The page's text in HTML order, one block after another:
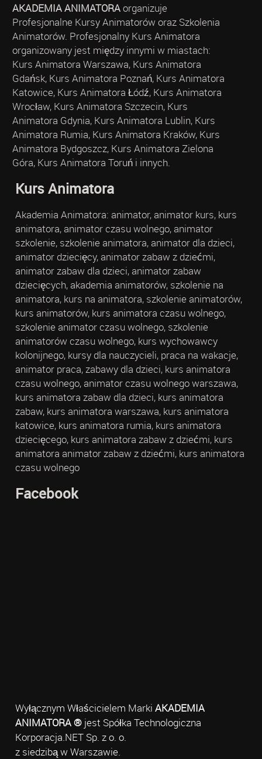
AKADEMIA ANIMATORAorganizuje
Profesjonalne Kursy Animatorów oraz Szkolenia
Animatorów. Profesjonalny Kurs Animatora
organizowany jest między innymi w miastach:
Kurs Animatora Warszawa, Kurs Animatora
Gdańsk, Kurs Animatora Poznań, Kurs Animatora
Katowice, Kurs Animatora Łódź, Kurs Animatora
Wrocław, Kurs Animatora Szczecin, Kurs
Animatora Gdynia, Kurs Animatora Lublin, Kurs
Animatora Rumia, Kurs Animatora Kraków, Kurs
Animatora Bydgoszcz, Kurs Animatora Zielona
Góra, Kurs Animatora Toruń i innych.
Kurs Animatora
Akademia Animatora: animator, animator kurs, kurs
animatora, animator czasu wolnego, animator
szkolenie, szkolenie animatora, animator dla dzieci,
animator dziecięcy, animator zabaw z dziećmi,
animator zabaw dla dzieci, animator zabaw
dziecięcych, akademia animatorów, szkolenie na
animatora, kurs na animatora, szkolenie animatorów,
kurs animatorów, kurs animatora czasu wolnego,
szkolenie animator czasu wolnego, szkolenie
animatorów czasu wolnego, kurs wychowawcy
kolonijnego, kursy dla nauczycieli, praca na wakacje,
animator praca, zabawy dla dzieci, kurs animatora
czasu wolnego, animator czasu wolnego warszawa,
kurs animatora zabaw dla dzieci, kurs animatora
zabaw, kurs animatora warszawa, kurs animatora
katowice, kurs animatora rumia, kurs animatora
dziecięcego, kurs animatora zabaw z dziećmi, kurs
animatora animator zabaw z dziećmi, kurs animatora
czasu wolnego
Facebook
Wyłącznym Właścicielem Marki AKADEMIA
ANIMATORA ®jest Spółka Technologiczna
Korporacja.NET Sp. z o. o.
z siedzibą w Warszawie.